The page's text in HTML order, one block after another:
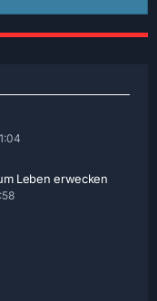
Leben erwecken